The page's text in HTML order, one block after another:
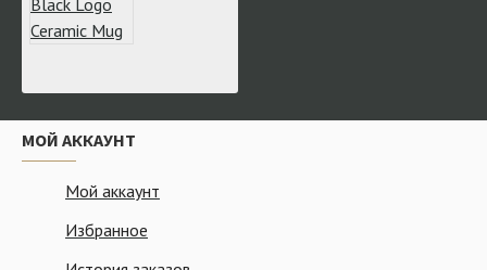
МОЙ АККАУНТ
Мой аккаунт
Избранное